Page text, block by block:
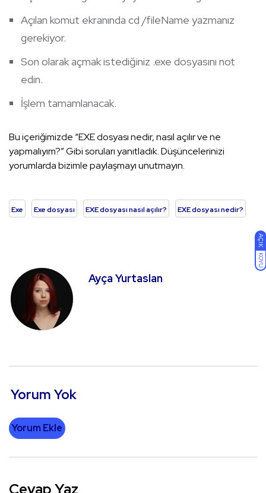
AÇIK
KOYU
Açılan komut ekranında cd /fileName yazmanız
gerekiyor.
Son olarak açmak istediğiniz .exe dosyasını not
edin.
İşlem tamamlanacak.
Bu içeriğimizde “EXE dosyası nedir, nasıl açılır ve ne
yapmalıyım?” Gibi soruları yanıtladık. Düşüncelerinizi
yorumlarda bizimle paylaşmayı unutmayın.
Exe Exe dosyası EXE dosyası nasıl açılır? EXE dosyası nedir?
Ayça Yurtaslan
Yorum Yok
Yorum Ekle
Cevap Yaz